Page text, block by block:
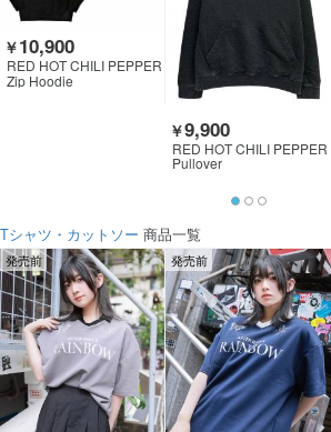
￥10,900
RED HOT CHILI PEPPER
S
Zip Hoodie
￥9,900
RED HOT CHILI PEPPER
S
Pullover
Tシャツ・カットソー 商品一覧
発売前 発売前